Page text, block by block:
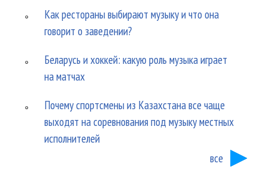
Как рестораны выбирают музыку и что она
говорит о заведении?
Беларусь и хоккей: какую роль музыка играет
на матчах
Почему спортсмены из Казахстана все чаще
выходят на соревнования под музыку местных
исполнителей
все